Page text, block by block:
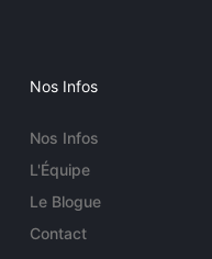
Nos Infos
Nos Infos
L'Équipe
Le Blogue
Contact